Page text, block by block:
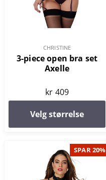
CHRISTINE
3-piece open bra set
Axelle
kr 409
Velg størrelse
SPAR 20%